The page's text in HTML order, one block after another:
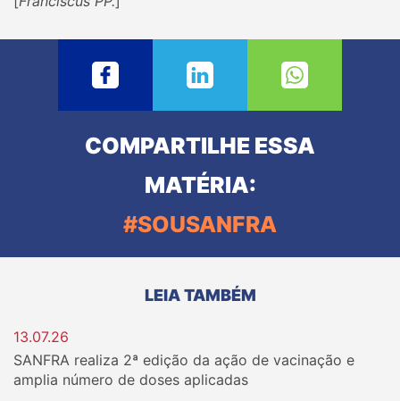
COMPARTILHE ESSA
MATÉRIA:
#SOUSANFRA
LEIA TAMBÉM
13.07.26
SANFRA realiza 2ª edição da ação de vacinação e
amplia número de doses aplicadas